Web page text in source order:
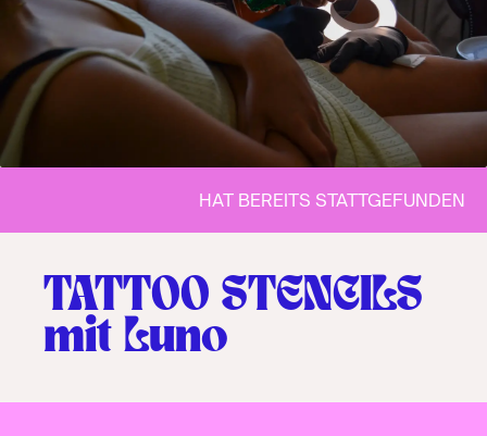
HAT BEREITS STATTGEFUNDEN
HAT BEREITS STATTGEFUNDEN
TATTOO STENCILS
mit Luno